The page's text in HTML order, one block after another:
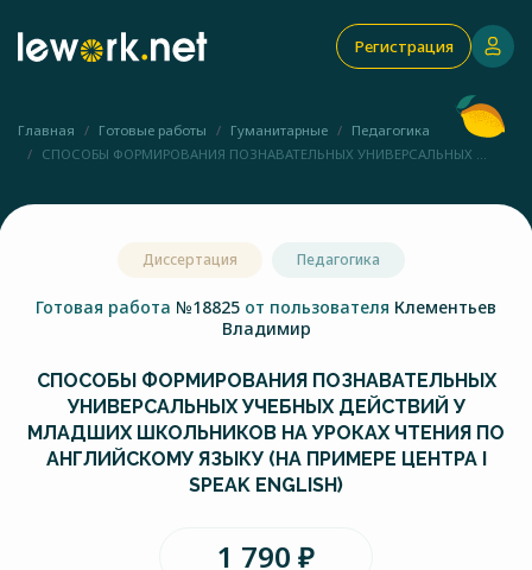
Регистрация
Главная Готовые работы Гуманитарные
Педагогика
СПОСОБЫ ФОРМИРОВАНИЯ ПОЗНАВАТЕЛЬНЫХ УНИВЕРСАЛЬНЫХ ...
Диссертация Педагогика
Готовая работа №18825 от пользователя Клементьев
Владимир
СПОСОБЫ ФОРМИРОВАНИЯ ПОЗНАВАТЕЛЬНЫХ
УНИВЕРСАЛЬНЫХ УЧЕБНЫХ ДЕЙСТВИЙ У
МЛАДШИХ ШКОЛЬНИКОВ НА УРОКАХ ЧТЕНИЯ ПО
АНГЛИЙСКОМУ ЯЗЫКУ (НА ПРИМЕРЕ ЦЕНТРА I
SPEAK ENGLISH)
1 790 ₽